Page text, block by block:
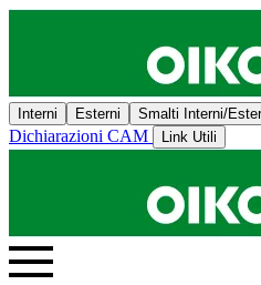
Interni Esterni Smalti Interni/
Dichiarazioni CAM Link Utili